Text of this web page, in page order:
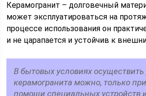
Керамогранит – долговечный
может эксплуатироваться на
процессе использования он
и не царапается и устойчив к
В бытовых условиях осуществить
керамогранита можно, только
помощи специальных устройств